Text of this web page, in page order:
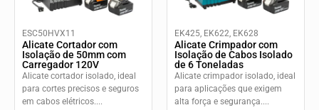
ESC50HVX11
Alicate Cortador com
Isolação de 50mm com
Carregador 120V
Alicate cortador isolado, ideal
para cortes precisos e seguros
em cabos elétricos....
EK425, EK622, EK628
Alicate Crimpador com
Isolação de Cabos Isolado
de 6 Toneladas
Alicate crimpador isolado, ideal
para aplicações que exigem
alta força e segurança....